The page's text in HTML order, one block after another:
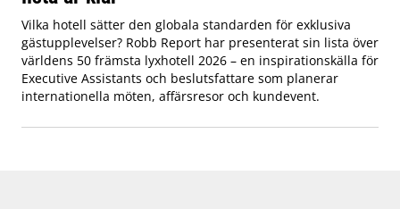
Vilka hotell sätter den globala standarden för exklusiva
gästupplevelser? Robb Report har presenterat sin lista över
världens 50 främsta lyxhotell 2026 – en inspirationskälla för
Executive Assistants och beslutsfattare som planerar
internationella möten, affärsresor och kundevent.